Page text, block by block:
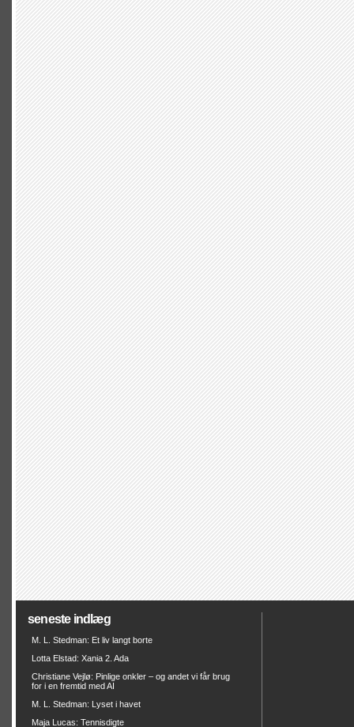
seneste indlæg
M. L. Stedman: Et liv langt borte
Lotta Elstad: Xania 2. Ada
Christiane Vejlø: Pinlige onkler – og andet vi får brug
for i en fremtid med AI
M. L. Stedman: Lyset i havet
Maja Lucas: Tennisdigte